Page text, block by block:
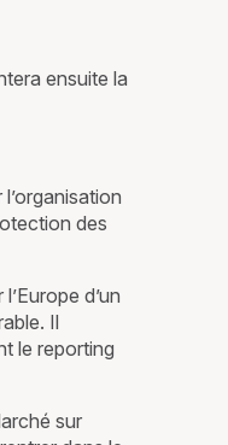
ensuite la
des
d’un
Il
le reporting
sur